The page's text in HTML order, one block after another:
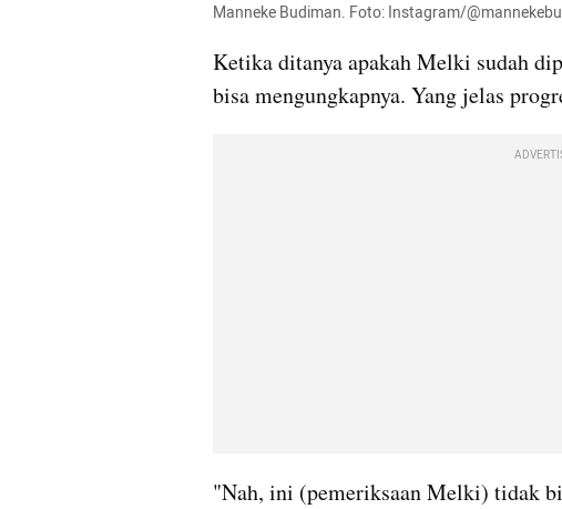
Manneke Budiman. Foto: Instagram/
Ketika ditanya apakah Melki sudah
bisa mengungkapnya. Yang jelas
"Nah, ini (pemeriksaan Melki) tidak